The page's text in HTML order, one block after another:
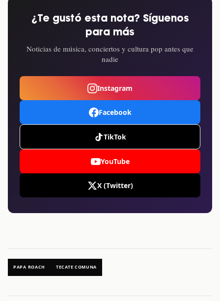
¿Te gustó esta nota? Síguenos
para más
Noticias de música, conciertos y cultura pop antes que
nadie
Instagram
Facebook
TikTok
YouTube
X (Twitter)
PAPA ROACH TECATE COMUNA